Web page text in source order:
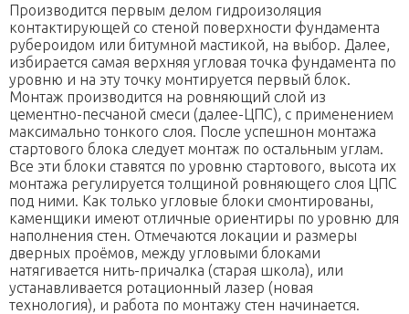
Производится первым делом гидроизоляция
контактирующей со стеной поверхности фундамента
рубероидом или битумной мастикой, на выбор. Далее,
избирается самая верхняя угловая точка фундамента по
уровню и на эту точку монтируется первый блок.
Монтаж производится на ровняющий слой из
цементно-песчаной смеси (далее-ЦПС), с применением
максимально тонкого слоя. После успешнон монтажа
стартового блока следует монтаж по остальным углам.
Все эти блоки ставятся по уровню стартового, высота их
монтажа регулируется толщиной ровняющего слоя ЦПС
под ними. Как только угловые блоки смонтированы,
каменщики имеют отличные ориентиры по уровню для
наполнения стен. Отмечаются локации и размеры
дверных проёмов, между угловыми блоками
натягивается нить-причалка (старая школа), или
устанавливается ротационный лазер (новая
технология), и работа по монтажу стен начинается.